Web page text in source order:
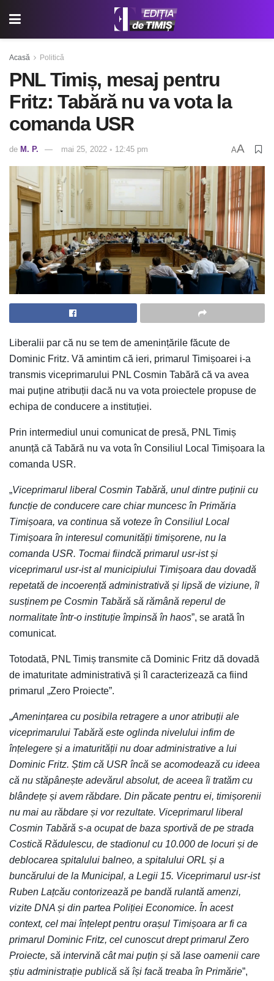
Acasă Politică
PNL Timiș, mesaj pentru
Fritz: Tabără nu va vota la
comanda USR
de M. P. mai 25, 2022 ◦ 12:45 pm AA
Liberalii par că nu se tem de amenințările făcute de
Dominic Fritz. Vă amintim că ieri, primarul Timișoarei i-a
transmis viceprimarului PNL Cosmin Tabără că va avea
mai puține atribuții dacă nu va vota proiectele propuse de
echipa de conducere a instituției.
Prin intermediul unui comunicat de presă, PNL Timiș
anunță că Tabără nu va vota în Consiliul Local Timișoara la
comanda USR.
„Viceprimarul liberal Cosmin Tabără, unul dintre puținii cu
funcție de conducere care chiar muncesc în Primăria
Timișoara, va continua să voteze în Consiliul Local
Timișoara în interesul comunității timișorene, nu la
comanda USR. Tocmai fiindcă primarul usr-ist și
viceprimarul usr-ist al municipiului Timișoara dau dovadă
repetată de incoerență administrativă și lipsă de viziune, îl
susținem pe Cosmin Tabără să rămână reperul de
normalitate într-o instituție împinsă în haos”, se arată în
comunicat.
Totodată, PNL Timiș transmite că Dominic Fritz dă dovadă
de imaturitate administrativă și îl caracterizează ca fiind
primarul „Zero Proiecte”.
„Amenințarea cu posibila retragere a unor atribuții ale
viceprimarului Tabără este oglinda nivelului infim de
înțelegere și a imaturității nu doar administrative a lui
Dominic Fritz. Știm că USR încă se acomodează cu ideea
că nu stăpânește adevărul absolut, de aceea îi tratăm cu
blândețe și avem răbdare. Din păcate pentru ei, timișorenii
nu mai au răbdare și vor rezultate. Viceprimarul liberal
Cosmin Tabără s-a ocupat de baza sportivă de pe strada
Costică Rădulescu, de stadionul cu 10.000 de locuri și de
deblocarea spitalului balneo, a spitalului ORL și a
buncărului de la Municipal, a Legii 15. Viceprimarul usr-ist
Ruben Lațcău contorizează pe bandă rulantă amenzi,
vizite DNA și din partea Poliției Economice. În acest
context, cel mai înțelept pentru orașul Timișoara ar fi ca
primarul Dominic Fritz, cel cunoscut drept primarul Zero
Proiecte, să intervină cât mai puțin și să lase oamenii care
știu administrație publică să își facă treaba în Primărie”,